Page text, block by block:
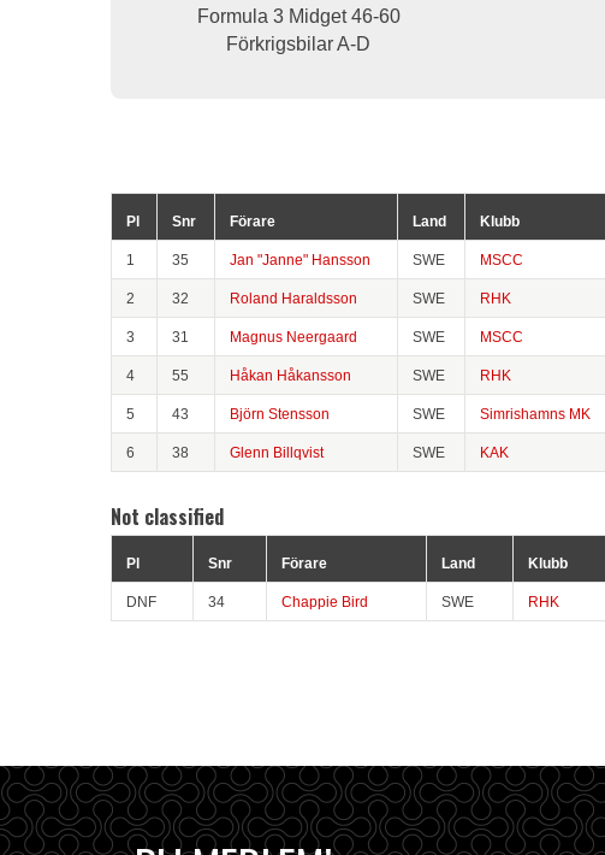
Formula 3 Midget 46-60
Förkrigsbilar A-D
Pl Snr Förare Land Klubb
1 35 Jan "Janne" Hansson SWE MSCC
2 32 Roland Haraldsson SWE RHK
3 31 Magnus Neergaard SWE MSCC
4 55 Håkan Håkansson SWE RHK
5 43 Björn Stensson SWE Simrishamns MK
6 38 Glenn Billqvist SWE KAK
Not classified
Pl Snr Förare Land Klubb
DNF 34 Chappie Bird SWE RHK